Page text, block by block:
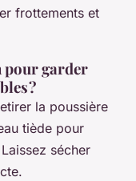
frottements et
pour garder
?
la poussière
tiède pour
sécher